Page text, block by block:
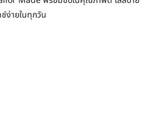
ง่ายในทุกวัน